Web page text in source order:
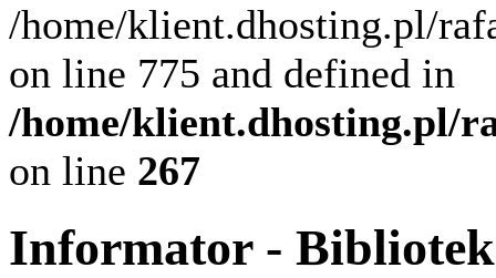
/home/klient.dhosting.pl/
on line 775 and defined in
/home/klient.dhosting.pl/
on line 267
Informator -